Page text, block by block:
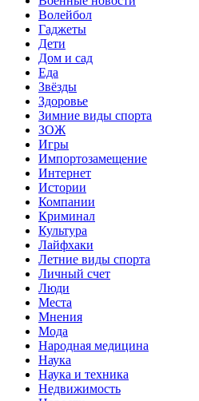
Волейбол
Гаджеты
Дети
Дом и сад
Еда
Звёзды
Здоровье
Зимние виды спорта
ЗОЖ
Игры
Импортозамещение
Интернет
Истории
Компании
Криминал
Культура
Лайфхаки
Летние виды спорта
Личный счет
Люди
Места
Мнения
Мода
Народная медицина
Наука
Наука и техника
Недвижимость